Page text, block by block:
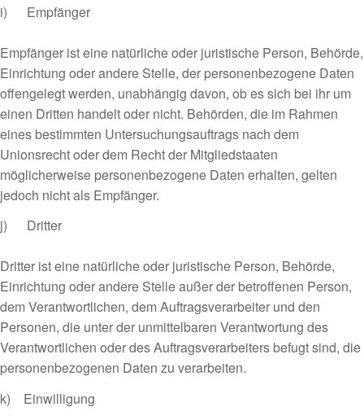
i) Empfänger
Empfänger ist eine natürliche oder juristische Person, Behörde,
Einrichtung oder andere Stelle, der personenbezogene Daten
offengelegt werden, unabhängig davon, ob es sich bei ihr um
einen Dritten handelt oder nicht. Behörden, die im Rahmen
eines bestimmten Untersuchungsauftrags nach dem
Unionsrecht oder dem Recht der Mitgliedstaaten
möglicherweise personenbezogene Daten erhalten, gelten
jedoch nicht als Empfänger.
j) Dritter
Dritter ist eine natürliche oder juristische Person, Behörde,
Einrichtung oder andere Stelle außer der betroffenen Person,
dem Verantwortlichen, dem Auftragsverarbeiter und den
Personen, die unter der unmittelbaren Verantwortung des
Verantwortlichen oder des Auftragsverarbeiters befugt sind, die
personenbezogenen Daten zu verarbeiten.
k) Einwilligung